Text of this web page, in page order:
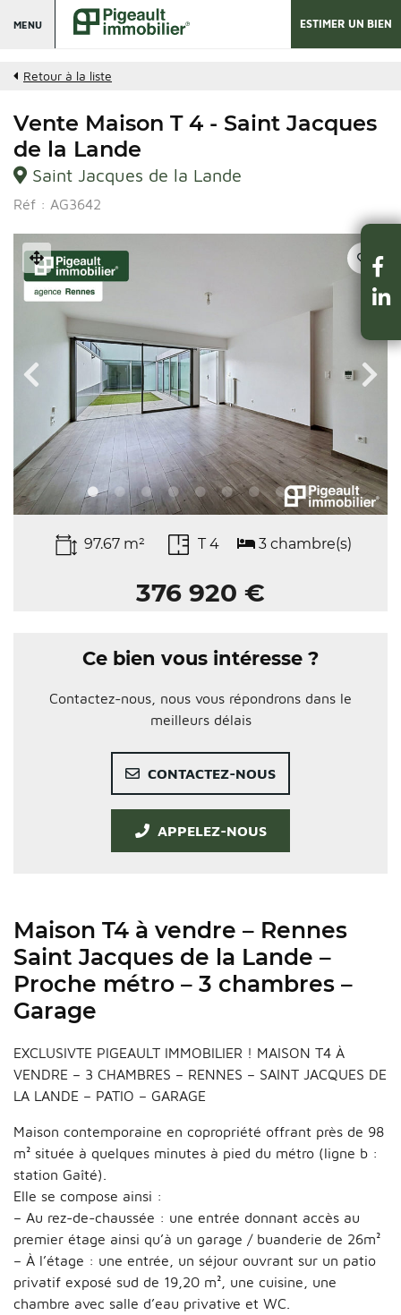
MENU ESTIMER UN BIEN
Retour à la liste
Vente Maison T 4 - Saint Jacques
de la Lande
Saint Jacques de la Lande
Réf : AG3642
97.67 m² T 4 3 chambre(s)
376 920 €
Ce bien vous intéresse ?
Contactez-nous, nous vous répondrons dans le
meilleurs délais
CONTACTEZ-NOUS
APPELEZ-NOUS
Maison T4 à vendre – Rennes
Saint Jacques de la Lande –
Proche métro – 3 chambres –
Garage
EXCLUSIVTE PIGEAULT IMMOBILIER ! MAISON T4 À
VENDRE – 3 CHAMBRES – RENNES – SAINT JACQUES DE
LA LANDE – PATIO – GARAGE
Maison contemporaine en copropriété offrant près de 98
m² située à quelques minutes à pied du métro (ligne b :
station Gaîté).
Elle se compose ainsi :
– Au rez-de-chaussée : une entrée donnant accès au
premier étage ainsi qu’à un garage / buanderie de 26m²
– À l’étage : une entrée, un séjour ouvrant sur un patio
privatif exposé sud de 19,20 m², une cuisine, une
chambre avec salle d’eau privative et WC.